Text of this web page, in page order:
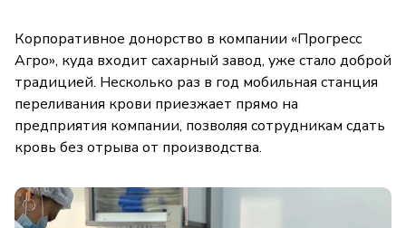
Корпоративное донорство в компании «Прогресс
Агро», куда входит сахарный завод, уже стало доброй
традицией. Несколько раз в год мобильная станция
переливания крови приезжает прямо на
предприятия компании, позволяя сотрудникам сдать
кровь без отрыва от производства.